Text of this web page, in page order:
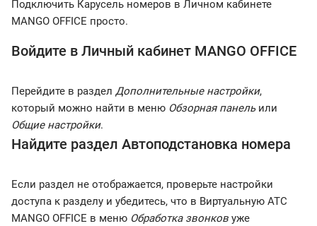
Подключить Карусель номеров в Личном кабинете
MANGO OFFICE просто.
Войдите в Личный кабинет MANGO OFFICE
Перейдите в раздел Дополнительные настройки,
который можно найти в меню Обзорная панельили
Общие настройки.
Найдите раздел Автоподстановка номера
Если раздел не отображается, проверьте настройки
доступа к разделу и убедитесь, что в Виртуальную АТС
MANGO OFFICE в меню Обработка звонков уже